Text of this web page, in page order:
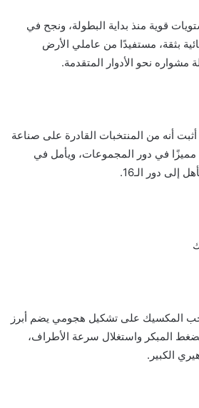
قوية منذ بداية البطولة، ونجح في
بثقة، مستفيدًا من عاملي الأرض
مشواره نحو الأدوار المتقدمة.
أثبت أنه من المنتخبات القادرة على صناعة
مميزًا في دور المجموعات، ويأمل في
إلى دور الـ16.
المكسيك على تشكيل هجومي يضم أبرز
المبكر واستغلال سرعة الأطراف،
الكبير.